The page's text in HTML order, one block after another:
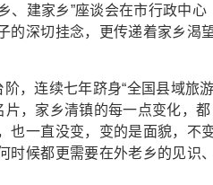
建家乡”座谈会在市行政中心
的深切挂念，更传递着家乡渴
，连续七年跻身“全国县域旅游
片，家乡清镇的每一点变化，都
也一直没变，变的是面貌，不
候都更需要在外老乡的见识、